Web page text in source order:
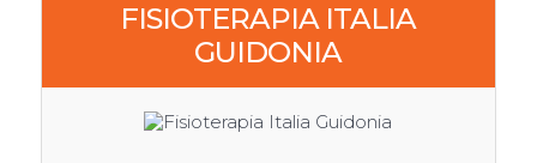
FISIOTERAPIA ITALIA
GUIDONIA